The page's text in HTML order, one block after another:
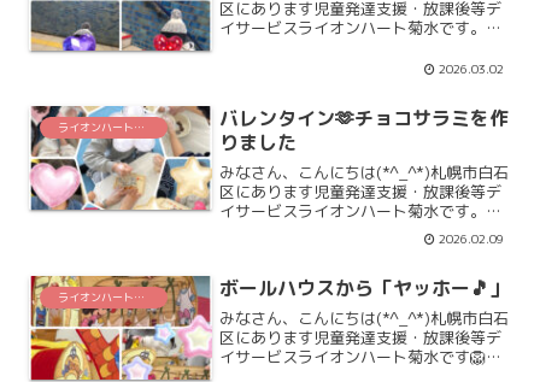
区にあります児童発達支援・放課後等デ
イサービスライオンハート菊水です。映
思います。子どもたちも「8番出口」を
まつりで雪像にも...
2026.03.02
ライオンハート菊水
バレンタイン🫶チョコサラミを作
りました
みなさん、こんにちは(*^_^*)札幌市白石
区にあります児童発達支援・放課後等デ
イサービスライオンハート菊水です。先
日の2/7（土）一足早いバレンタイン🫶
チョコサラミを作りました🍫みんなで作
バレンタインチ...
2026.02.09
ライオンハート菊水 ボールハウスから「ヤッホー🎵」
みなさん、こんにちは(*^_^*)札幌市白石
区にあります児童発達支援・放課後等デ
イサービスライオンハート菊水です🦁久